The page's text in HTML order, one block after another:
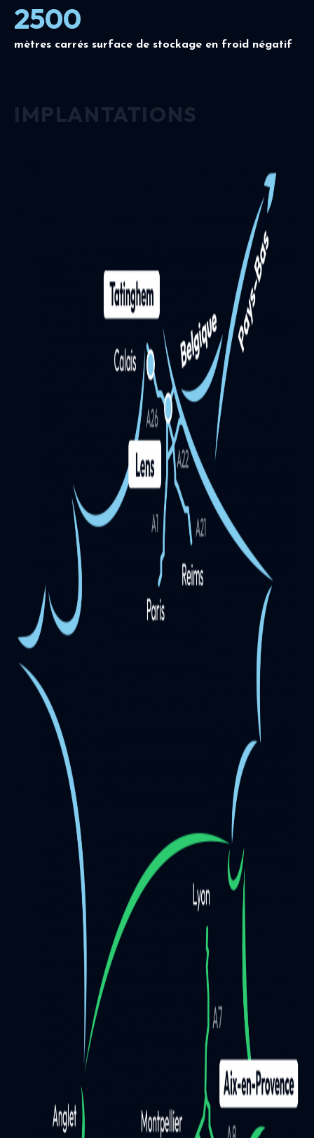
2500
mètres carrés surface de stockage en froid négatif
IMPLANTATIONS